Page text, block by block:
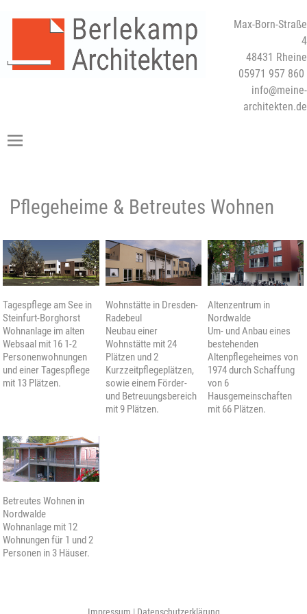
Max-Born-Straße
4
48431 Rheine
05971 957 860
info@meine-
architekten.de
Pflegeheime & Betreutes Wohnen
Tagespflege am See in
Steinfurt-Borghorst
Wohnanlage im alten
Websaal mit 16 1-2
Personenwohnungen
und einer Tagespflege
mit 13 Plätzen.
Wohnstätte in Dresden-
Radebeul
Neubau einer
Wohnstätte mit 24
Plätzen und 2
Kurzzeitpflegeplätzen,
sowie einem Förder-
und Betreuungsbereich
mit 9 Plätzen.
Altenzentrum in
Nordwalde
Um- und Anbau eines
bestehenden
Altenpflegeheimes von
1974 durch Schaffung
von 6
Hausgemeinschaften
mit 66 Plätzen.
Betreutes Wohnen in
Nordwalde
Wohnanlage mit 12
Wohnungen für 1 und 2
Personen in 3 Häuser.